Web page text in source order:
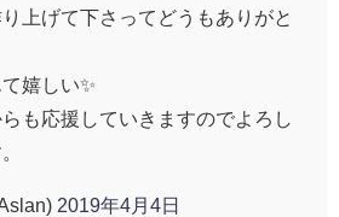
上げて下さってどうもありがと
嬉しい✨
も応援していきますのでよろし
2019年4月4日